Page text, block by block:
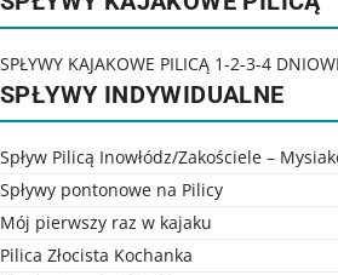
SPŁYWY KAJAKOWE PILICĄ 1-2-3-4
SPŁYWY INDYWIDUALNE
Spływ Pilicą Inowłódz/Zakościele –
Spływy pontonowe na Pilicy
Mój pierwszy raz w kajaku
Pilica Złocista Kochanka